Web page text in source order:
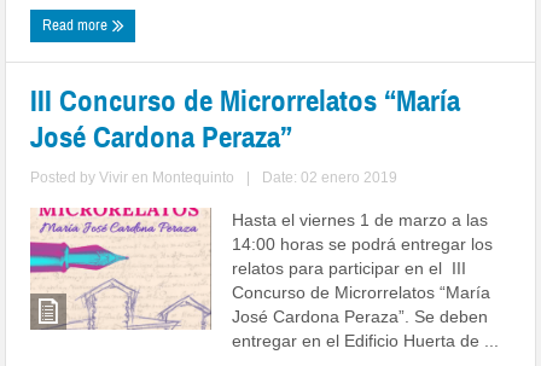
Read more
III Concurso de Microrrelatos “María
José Cardona Peraza”
Posted byVivir en Montequinto Date: 02 enero 2019
Hasta el viernes 1 de marzo a las
14:00 horas se podrá entregar los
relatos para participar en el III
Concurso de Microrrelatos “María
José Cardona Peraza”. Se deben
entregar en el Edificio Huerta de ...